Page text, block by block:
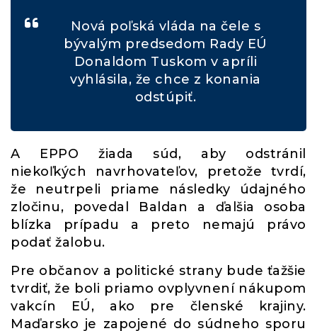
Nová poľská vláda na čele s
bývalým predsedom Rady EÚ
Donaldom Tuskom v apríli
vyhlásila, že chce z konania
odstúpiť.
A EPPO žiada súd, aby odstránil
niekoľkých navrhovateľov, pretože tvrdí,
že neutrpeli priame následky údajného
zločinu, povedal Baldan a ďalšia osoba
blízka prípadu a preto nemajú právo
podať žalobu.
Pre občanov a politické strany bude ťažšie
tvrdiť, že boli priamo ovplyvnení nákupom
vakcín EÚ, ako pre členské krajiny.
Maďarsko je zapojené do súdneho sporu